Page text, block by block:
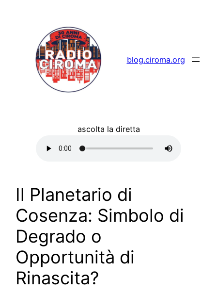
blog.ciroma.org
ascolta la diretta
Il Planetario di
Cosenza: Simbolo di
Degrado o
Opportunità di
Rinascita?